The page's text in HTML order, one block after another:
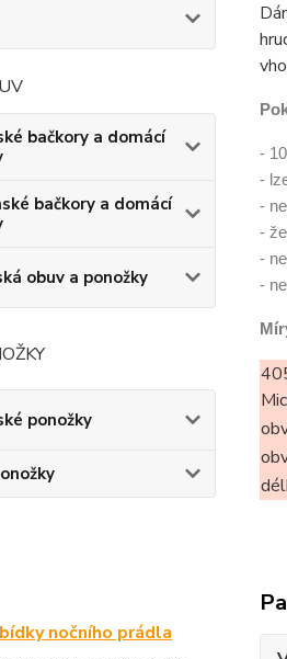
bačkory a domácí
bačkory a domácí
obuv a ponožky
ponožky
nočního prádla
-
-
-
-
-
-